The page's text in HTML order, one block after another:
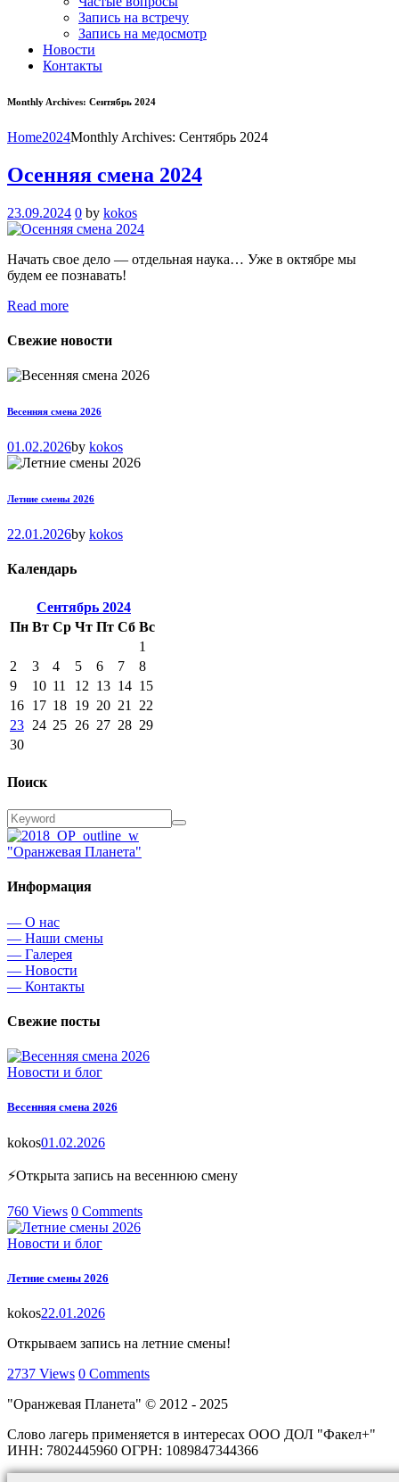
Запись на встречу
Запись на медосмотр
Новости
Контакты
Monthly Archives: Сентябрь 2024
Home2024Monthly Archives: Сентябрь 2024
Осенняя смена 2024
23.09.2024 0 by kokos
Начать свое дело — отдельная наука… Уже в октябре мы
будем ее познавать!
Read more
Свежие новости
Весенняя смена 2026
01.02.2026by kokos
Летние смены 2026
22.01.2026by kokos
Календарь
Сентябрь 2024
Пн Вт Ср Чт Пт Сб Вс
1
2
3 4 5 6 7
8
9
10 11 12 13 14 15
16 17 18 19 20 21
22
23 24 25 26 27 28 29
30
Поиск
"Оранжевая Планета"
Информация
— О нас
— Наши смены
— Галерея
— Новости
— Контакты
Свежие посты
Новости и блог
Весенняя смена 2026
kokos01.02.2026
⚡Открыта запись на весеннюю смену
760 Views 0 Comments
Новости и блог
Летние смены 2026
kokos22.01.2026
Открываем запись на летние смены!
2737 Views 0 Comments
"Оранжевая Планета" © 2012 - 2025
Слово лагерь применяется в интересах ООО ДОЛ "Факел+"
ИНН: 7802445960 ОГРН: 1089847344366